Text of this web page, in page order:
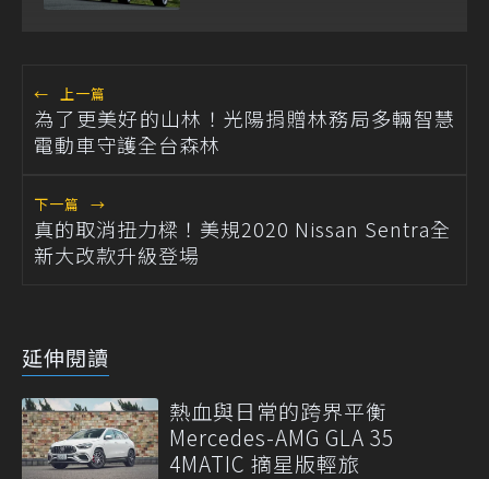
← 上一篇
為了更美好的山林！光陽捐贈林務局多輛智慧
電動車守護全台森林
下一篇 →
真的取消扭力樑！美規2020 Nissan Sentra全
新大改款升級登場
延伸閱讀
熱血與日常的跨界平衡
Mercedes-AMG GLA 35
4MATIC 摘星版輕旅